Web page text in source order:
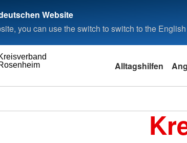
Website
you can use the switch to switch to the
Alltagshilfen